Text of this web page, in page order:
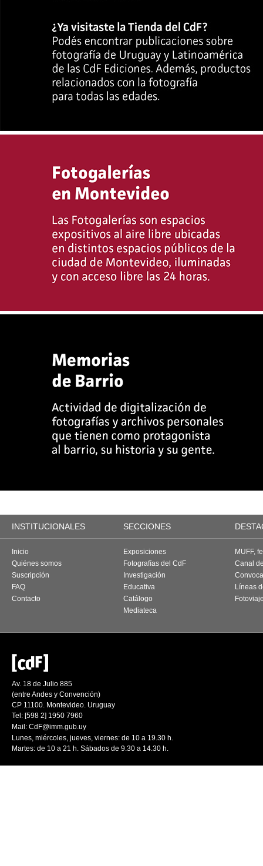
INSTITUCIONALES SECCIONES
Inicio
Quiénes somos
Suscripción
FAQ
Contacto
Exposiciones
Fotografías del CdF
Investigación
Educativa
Catálogo
Mediateca
MUFF,
Canal
Líneas
Av. 18 de Julio 885
(entre Andes y Convención)
CP 11100. Montevideo. Uruguay
Tel: [598 2] 1950 7960
Mail: CdF@imm.gub.uy
Lunes, miércoles, jueves, viernes: de 10 a 19.30 h.
Martes: de 10 a 21 h. Sábados de 9.30 a 14.30 h.